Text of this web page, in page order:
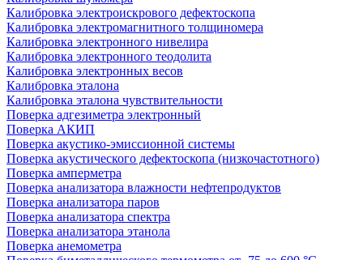
Калибровка электроискрового дефектоскопа
Калибровка электромагнитного толщиномера
Калибровка электронного нивелира
Калибровка электронного теодолита
Калибровка электронных весов
Калибровка эталона
Калибровка эталона чувствительности
Поверка адгезиметра электронный
Поверка АКИП
Поверка акустико-эмиссионной системы
Поверка акустического дефектоскопа (низкочастотного)
Поверка амперметра
Поверка анализатора влажности нефтепродуктов
Поверка анализатора паров
Поверка анализатора спектра
Поверка анализатора этанола
Поверка анемометра